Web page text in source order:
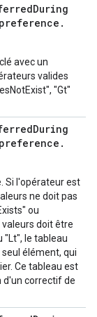
During
preference .
avec un
valides
"Gt"
During
preference .
Si l'opérateur est
ne doit pas
ou
valeurs doit être
"Lt", le tableau
élément, qui
Ce tableau est
d'un correctif de